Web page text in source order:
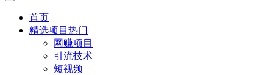
首页
精选项目 热门
网赚项目
引流技术
短视频